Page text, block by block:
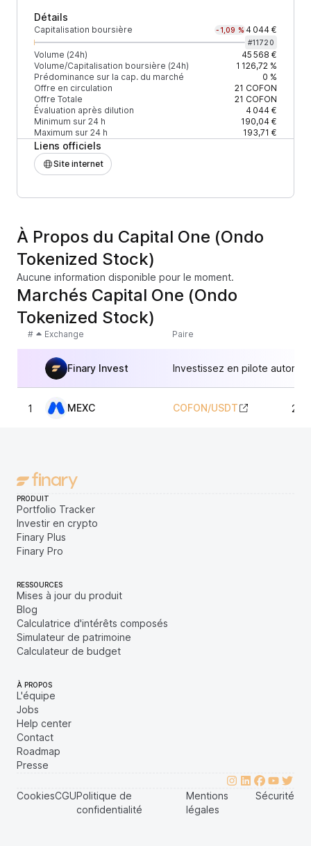
Détails
Capitalisation boursière -1,09 % 4 044 €
#11720
Volume (24h)
45 568 €
Volume/Capitalisation boursière (24h)
1 126,72 %
Prédominance sur la cap. du marché
0 %
Offre en circulation
21 COFON
Offre Totale
21 COFON
Évaluation après dilution
4 044 €
Minimum sur 24 h
190,04 €
Maximum sur 24 h
193,71 €
Liens officiels
Site internet
À Propos du Capital One (Ondo
Tokenized Stock)
Aucune information disponible pour le moment.
Marchés Capital One (Ondo
Tokenized Stock)
# Exchange Paire
Finary Invest Investissez en pilote
1 MEXC COFON/USDT
PRODUIT
Portfolio Tracker
Investir en crypto
Finary Plus
Finary Pro
RESSOURCES
Mises à jour du produit
Blog
Calculatrice d'intérêts composés
Simulateur de patrimoine
Calculateur de budget
À PROPOS
L'équipe
Jobs
Help center
Contact
Roadmap
Presse
CookiesCGUPolitique de
confidentialité
Mentions
légales
Sécurité